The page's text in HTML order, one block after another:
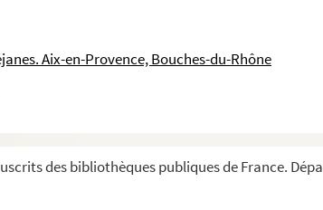
Aix-en-Provence, Bouches-du-Rhône
des bibliothèques publiques de France.